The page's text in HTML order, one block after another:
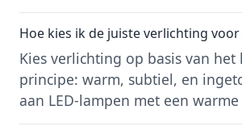
Hoe kies ik de juiste verlichting
Kies verlichting op basis van het
principe: warm, subtiel, en
aan LED-lampen met een